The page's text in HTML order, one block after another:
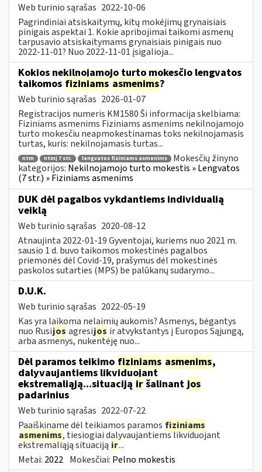
Web turinio sąrašas 2022-10-06
Pagrindiniai atsiskaitymų, kitų mokėjimų grynaisiais
pinigais aspektai 1. Kokie apribojimai taikomi asmenų
tarpusavio atsiskaitymams grynaisiais pinigais nuo
2022-11-01? Nuo 2022-11-01 įsigalioja...
Kokios nekilnojamojo turto mokesčio lengvatos
taikomos fiziniams asmenims?
Web turinio sąrašas 2026-01-07
Registracijos numeris KM1580 Ši informacija skelbiama:
Fiziniams asmenims Fiziniams asmenims nekilnojamojo
turto mokesčiu neapmokestinamas toks nekilnojamasis
turtas, kuris: nekilnojamasis turtas...
ntm ntmį 7 str. lengvatos fiziniams asmenims
Mokesčių žinyno
kategorijos: Nekilnojamojo turto mokestis » Lengvatos
(7 str.) » Fiziniams asmenims
DUK dėl pagalbos vykdantiems individualią
veiklą
Web turinio sąrašas 2020-08-12
Atnaujinta 2022-01-19 Gyventojai, kuriems nuo 2021 m.
sausio 1 d. buvo taikomos mokestinės pagalbos
priemonės dėl Covid-19, prašymus dėl mokestinės
paskolos sutarties (MPS) be palūkanų sudarymo...
D.U.K.
Web turinio sąrašas 2022-05-19
Kas yra laikoma nelaimių aukomis? Asmenys, bėgantys
nuo Rusijos agresijos ir atvykstantys į Europos Sąjungą,
arba asmenys, nukentėję nuo...
Dėl paramos teikimo fiziniams asmenims,
dalyvaujantiems likviduojant
ekstremaliąją...situaciją ir šalinant jos
padarinius
Web turinio sąrašas 2022-07-22
Paaiškiname dėl teikiamos paramos fiziniams
asmenims, tiesiogiai dalyvaujantiems likviduojant
ekstremaliąją situaciją ir...
Metai: 2022 Mokesčiai: Pelno mokestis